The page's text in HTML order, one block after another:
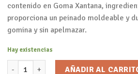
contenido en Goma Xantana,
proporciona un peinado moldeable y
gomina y sin apelmazar.
Hay existencias
Gel de Aloe Vera con Goma Xantana/
AÑADIR AL